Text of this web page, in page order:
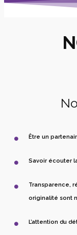
Être un
Savoir écouter
Transparence,
originalité sont
L’attention du